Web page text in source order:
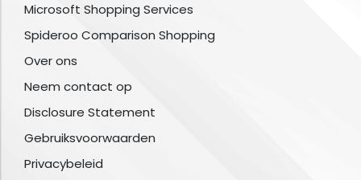
Microsoft Shopping Services
Spideroo Comparison Shopping
Over ons
Neem contact op
Disclosure Statement
Gebruiksvoorwaarden
Privacybeleid